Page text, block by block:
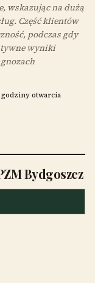
wskazując na dużą
Część klientów
podczas gdy
wyniki
godziny otwarcia
Bydgoszcz